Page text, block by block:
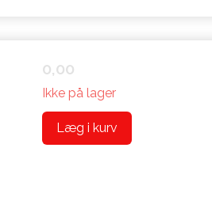
0,00
Ikke på lager
Læg i kurv